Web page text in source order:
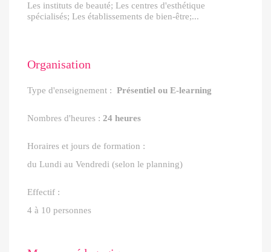
Les instituts de beauté; Les centres d'esthétique
spécialisés; Les établissements de bien-être;...
Organisation
Type d'enseignement : Présentiel ou E-learning
Nombres d'heures : 24 heures
Horaires et jours de formation :
du Lundi au Vendredi (selon le planning)
Effectif :
4 à 10 personnes